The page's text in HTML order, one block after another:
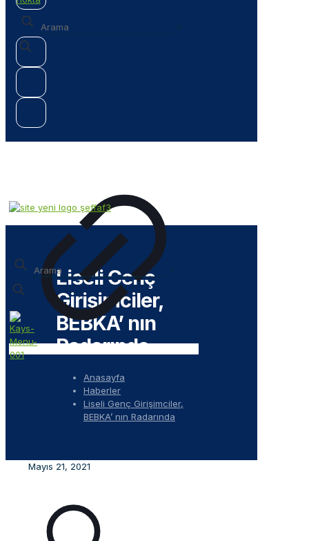
Liseli Genç
Girişimciler,
BEBKA’ nın
Radarında
Anasayfa
Haberler
Liseli Genç Girişimciler,
BEBKA’ nın Radarında
Mayıs 21, 2021